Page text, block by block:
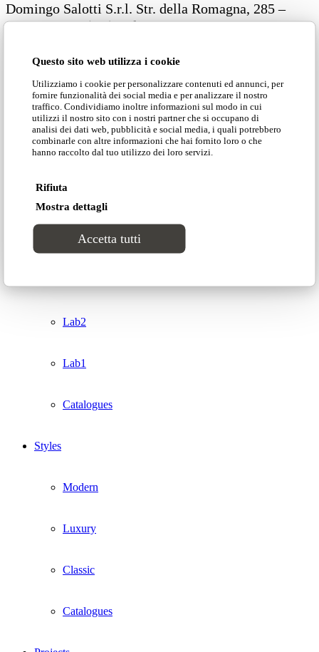
Questo sito web utilizza i cookie
Utilizziamo i cookie per personalizzare contenuti ed annunci, per
fornire funzionalità dei social media e per analizzare il nostro
traffico. Condividiamo inoltre informazioni sul modo in cui
utilizzi il nostro sito con i nostri partner che si occupano di
analisi dei dati web, pubblicità e social media, i quali potrebbero
combinarle con altre informazioni che hai fornito loro o che
hanno raccolto dal tuo utilizzo dei loro servizi.
Rifiuta
Mostra dettagli
Accetta tutti
Groove
Tracks
Sweet dreams
Lab2
Lab1
Catalogues
Styles
Modern
Luxury
Classic
Catalogues
Domingo Salotti S.r.l. Str. della Romagna, 285 –
61121 Pesaro (PU) Italia
Cookie Policy